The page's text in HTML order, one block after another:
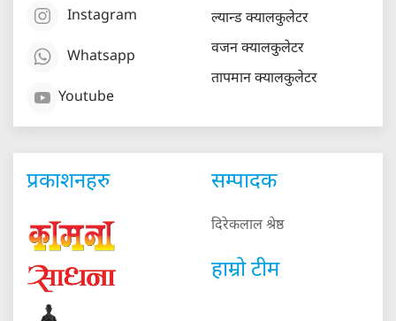
Instagram
Whatsapp
Youtube
ल्यान्ड क्यालकुलेटर
वजन क्यालकुलेटर
तापमान क्यालकुलेटर
प्रकाशनहरु सम्पादक
दिरेकलाल श्रेष्ठ
हाम्रो टीम